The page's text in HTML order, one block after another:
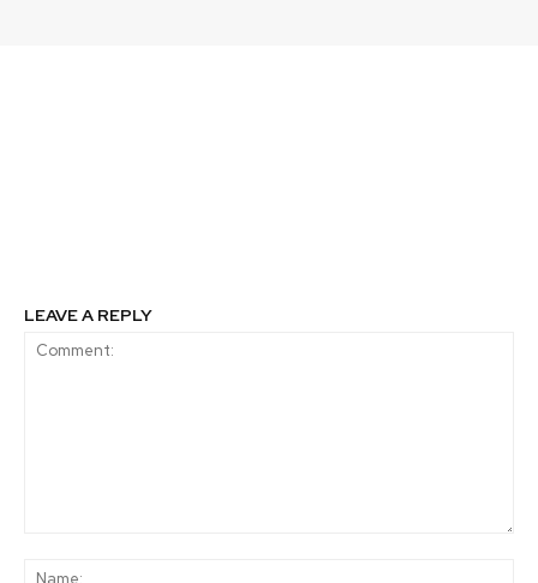
LEAVE A REPLY